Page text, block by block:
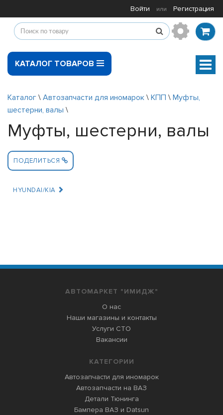
Войти или Регистрация
КАТАЛОГ ТОВАРОВ
Каталог \ Автозапчасти для иномарок \ КПП \ Муфты,
шестерни, валы \
Муфты, шестерни, валы
ПОДЕЛИТЬСЯ
HYUNDAI/KIA
АВТОМАРКЕТ "ИМИДЖ"
О нас
Наши магазины и контакты
Услуги СТО
Вакансии
КАТЕГОРИИ
Автозапчасти для иномарок
Автозапчасти на ВАЗ
Детали Тюнинга
Бампера ВАЗ и Datsun